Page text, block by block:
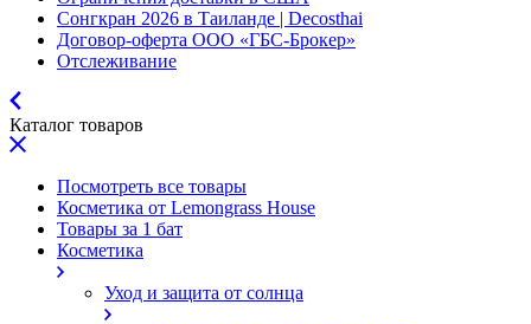
Сонгкран 2026 в Таиланде | Decosthai
Договор-оферта ООО «ГБС-Брокер»
Отслеживание
Каталог товаров
Посмотреть все товары
Косметика от Lemongrass House
Товары за 1 бат
Косметика
Уход и защита от солнца